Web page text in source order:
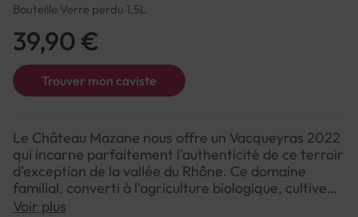
Bouteille Verre perdu 1,5L
Trouver mon caviste
39,90 €
Le Château Mazane nous offre un Vacqueyras 2022
qui incarne parfaitement l'authenticité de ce terroir
d'exception de la vallée du Rhône. Ce domaine
familial, converti à l'agriculture biologique, cultive
ses vignes avec un respect profond de
Voir plus